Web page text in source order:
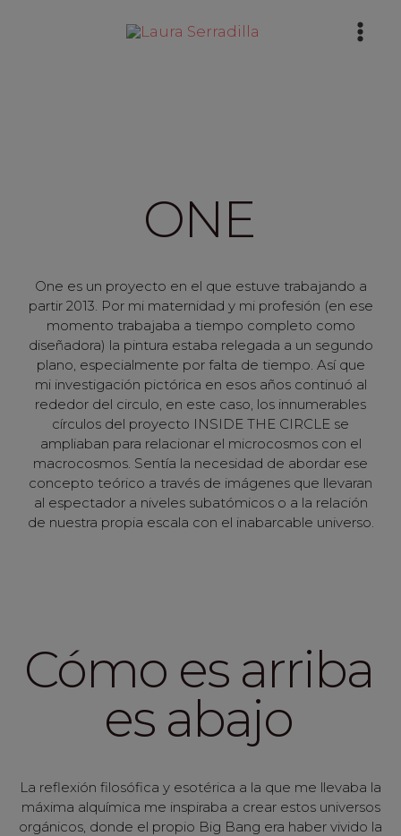
ONE
One es un proyecto en el que estuve trabajando a
partir 2013. Por mi maternidad y mi profesión (en ese
momento trabajaba a tiempo completo como
diseñadora) la pintura estaba relegada a un segundo
plano, especialmente por falta de tiempo. Así que
mi investigación pictórica en esos años continuó al
rededor del circulo, en este caso, los innumerables
círculos del proyecto INSIDE THE CIRCLE se
ampliaban para relacionar el microcosmos con el
macrocosmos. Sentía la necesidad de abordar ese
concepto teórico a través de imágenes que llevaran
al espectador a niveles subatómicos o a la relación
de nuestra propia escala con el inabarcable universo.
Cómo es arriba
es abajo
La reflexión filosófica y esotérica a la que me llevaba la
máxima alquímica me inspiraba a crear estos universos
orgánicos, donde el propio Big Bang era haber vivido la